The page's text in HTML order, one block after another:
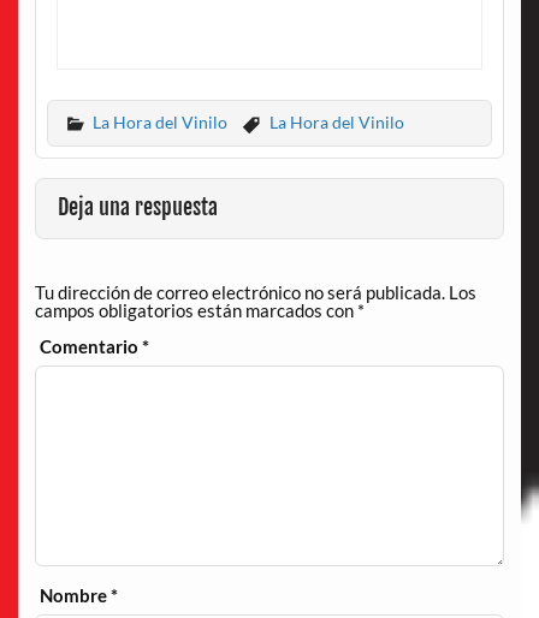
La Hora del Vinilo La Hora del Vinilo
Deja una respuesta
Tu dirección de correo electrónico no será publicada. Los
campos obligatorios están marcados con *
Comentario*
Nombre*